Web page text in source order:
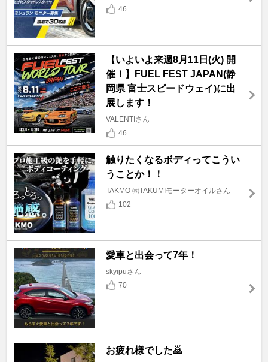
46
【いよいよ来週8月11日(火) 開
催！】FUEL FEST JAPAN(静
岡県 富士スピードウェイ)に出
展します！
VALENTIさん
46
触りたくなるボディってこうい
うことか！！
TAKMO ㈱TAKUMIモーターオイルさん
102
愛車と出会って7年！
skyipuさん
70
お疲れ様でした🙇